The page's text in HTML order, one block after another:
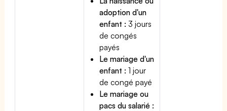
adoption d'un
enfant : 3 jours
de congés
payés
Le mariage d'un
enfant : 1 jour
de congé payé
Le mariage ou
pacs du salarié :